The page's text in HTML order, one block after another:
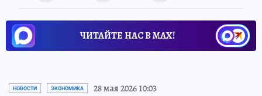
ЧИТАЙТЕ НАС В МАХ!
НОВОСТИ ЭКОНОМИКА 28 мая 2026 10:03